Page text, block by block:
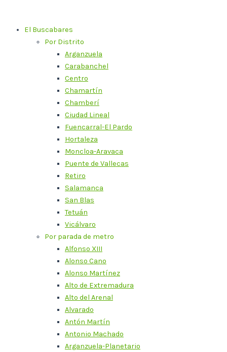
contenidoEl Buscabares
Por Distrito
Arganzuela
Carabanchel
Centro
Chamartín
Chamberí
Ciudad Lineal
Fuencarral-El Pardo
Hortaleza
Moncloa-Aravaca
Puente de Vallecas
Retiro
Salamanca
San Blas
Tetuán
Vicálvaro
Por parada de metro
Alfonso XIII
Alonso Cano
Alonso Martínez
Alto de Extremadura
Alto del Arenal
Alvarado
Antón Martín
Antonio Machado
Arganzuela-Planetario